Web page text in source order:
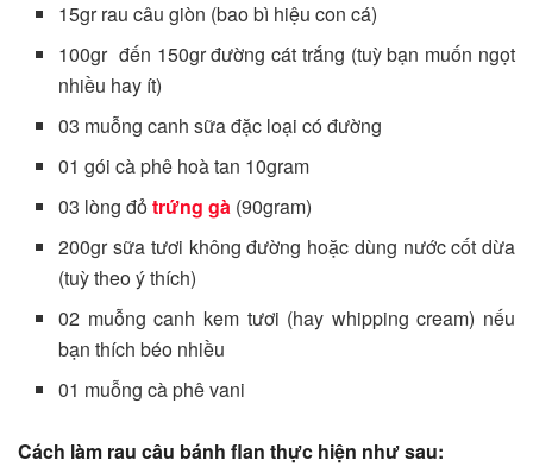
15gr rau câu giòn (bao bì hiệu con cá)
100gr đến 150gr đường cát trắng (tuỳ bạn muốn ngọt
nhiều hay ít)
03 muỗng canh sữa đặc loại có đường
01 gói cà phê hoà tan 10gram
03 lòng đỏtrứng gà (90gram)
200gr sữa tươi không đường hoặc dùng nước cốt dừa
(tuỳ theo ý thích)
02 muỗng canh kem tươi (hay whipping cream) nếu
bạn thích béo nhiều
01 muỗng cà phê vani
Cách làm rau câu bánh flan thực hiện như sau: